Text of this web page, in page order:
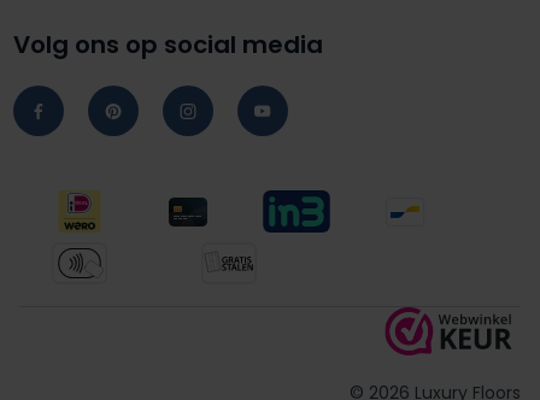
Volg ons op social media
© 2026 Luxury Floors